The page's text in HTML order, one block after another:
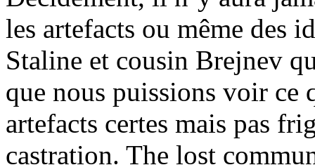
les artefacts ou même des
Staline et cousin Brejnev
que nous puissions voir ce
artefacts certes mais pas
castration. The lost